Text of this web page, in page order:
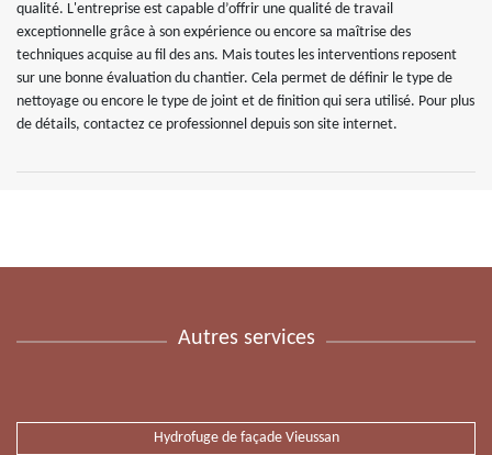
qualité. L'entreprise est capable d’offrir une qualité de travail
exceptionnelle grâce à son expérience ou encore sa maîtrise des
techniques acquise au fil des ans. Mais toutes les interventions reposent
sur une bonne évaluation du chantier. Cela permet de définir le type de
nettoyage ou encore le type de joint et de finition qui sera utilisé. Pour plus
de détails, contactez ce professionnel depuis son site internet.
Autres services
Hydrofuge de façade Vieussan